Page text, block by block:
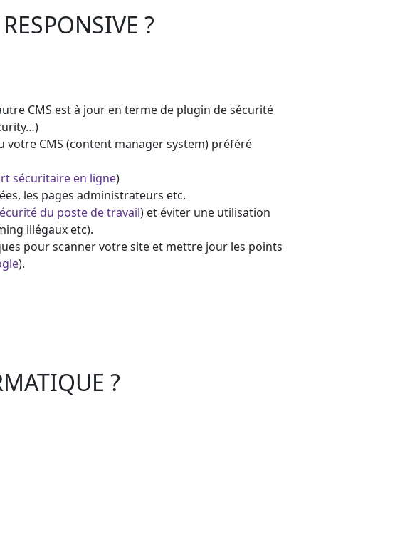
?
CMS est à jour en terme de plugin de sécurité
CMS (content manager system) préféré
sécuritaire en ligne)
les pages administrateurs etc.
du poste de travail) et éviter une utilisation
illégaux etc).
pour scanner votre site et mettre jour les points
).
?